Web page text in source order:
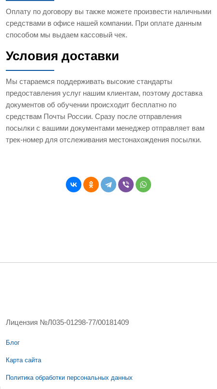
Оплату по договору вы также можете произвести наличными
средствами в офисе нашей компании. При оплате данным
способом мы выдаем кассовый чек.
Условия доставки
Мы стараемся поддерживать высокие стандарты
предоставления услуг нашим клиентам, поэтому доставка
документов об обучении происходит бесплатно по
средствам Почты России. Сразу после отправления
посылки с вашими документами менеджер отправляет вам
трек-номер для отслеживания местонахождения посылки.
Лицензия №Л035-01298-77/00181409
Блог
Карта сайта
Политика обработки персональных данных